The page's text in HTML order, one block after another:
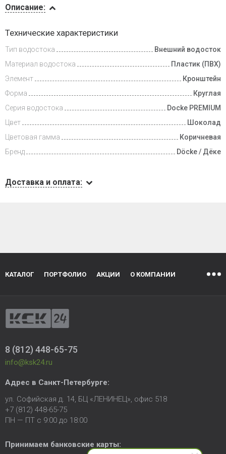
и оплата
Описание:
Технические характеристики
Тип водостока
Внешний водосток
Материал водостока
Пластик (ПВХ)
Элемент
Кронштейн
Форма
Круглая
Серия водостока
Docke PREMIUM
Цвет
Шоколад
Цветовая гамма
Коричневая
Бренд
Döcke / Дёке
Доставка и оплата:
КАТАЛОГ ПОРТФОЛИО АКЦИИ О КОМПАНИИ
8 (812) 448-65-75
info@ksk24.ru
Адрес в Санкт-Петербурге:
ул. Софийская д. 14, БЦ «ЛЕНИНЕЦ», офис 518
+7 (812) 448-65-75
ПН — ПТ с 9:00 до 18:00
Принимаем банковские карты: